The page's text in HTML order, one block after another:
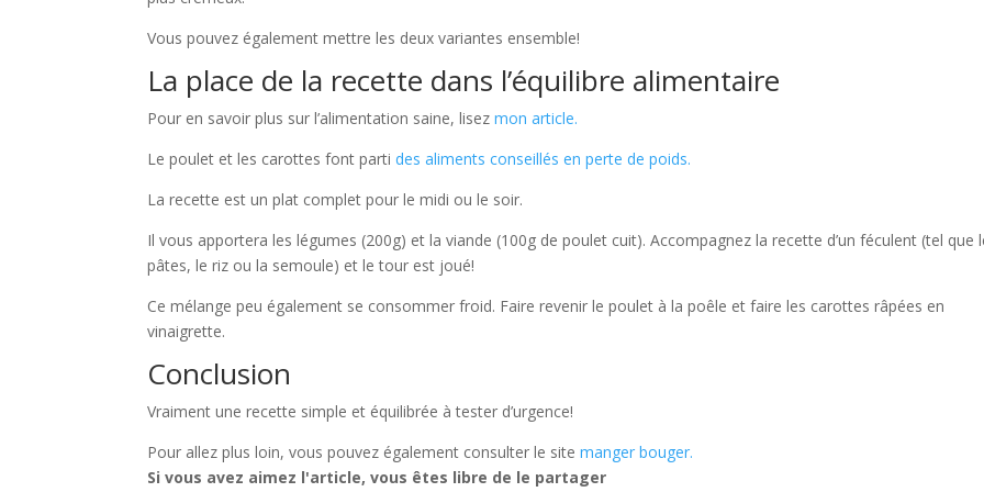
Vous pouvez également mettre les deux variantes ensemble!
La place de la recette dans l’équilibre alimentaire
Pour en savoir plus sur l’alimentation saine, lisez mon article.
Le poulet et les carottes font partides aliments conseillés en perte de poids.
La recette est un plat complet pour le midi ou le soir.
Il vous apportera les légumes (200g) et la viande (100g de poulet cuit). Accompagnez la recette d’un féculent (tel que
pâtes, le riz ou la semoule) et le tour est joué!
Ce mélange peu également se consommer froid. Faire revenir le poulet à la poêle et faire les carottes râpées en
vinaigrette.
Conclusion
Vraiment une recette simple et équilibrée à tester d’urgence!
Pour allez plus loin, vous pouvez également consulter le sitemanger bouger.
Si vous avez aimez l'article, vous êtes libre de le partager